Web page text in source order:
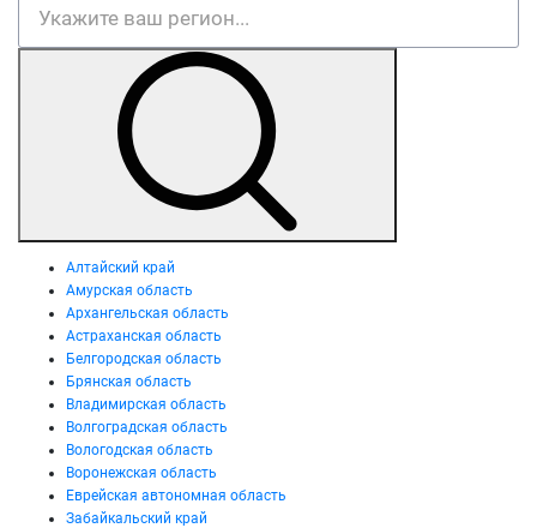
Алтайский край
Амурская область
Архангельская область
Астраханская область
Белгородская область
Брянская область
Владимирская область
Волгоградская область
Вологодская область
Воронежская область
Еврейская автономная область
Забайкальский край